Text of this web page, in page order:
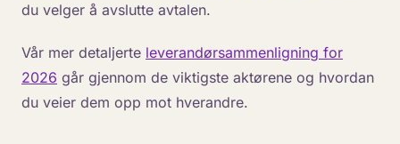
du velger å avslutte avtalen.
Vår mer detaljerte leverandørsammenligning for
2026 går gjennom de viktigste aktørene og hvordan
du veier dem opp mot hverandre.